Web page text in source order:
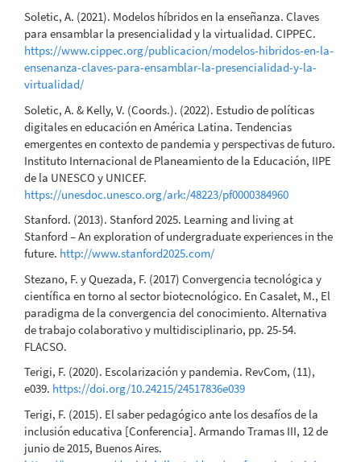
Soletic, A. (2021). Modelos híbridos en la enseñanza. Claves
para ensamblar la presencialidad y la virtualidad. CIPPEC.
https://www.cippec.org/publicacion/modelos-hibridos-en-la-
ensenanza-claves-para-ensamblar-la-presencialidad-y-la-
virtualidad/
Soletic, A. & Kelly, V. (Coords.). (2022). Estudio de políticas
digitales en educación en América Latina. Tendencias
emergentes en contexto de pandemia y perspectivas de futuro.
Instituto Internacional de Planeamiento de la Educación, IIPE
de la UNESCO y UNICEF.
https://unesdoc.unesco.org/ark:/48223/pf0000384960
Stanford. (2013). Stanford 2025. Learning and living at
Stanford – An exploration of undergraduate experiences in the
future. http://www.stanford2025.com/
Stezano, F. y Quezada, F. (2017) Convergencia tecnológica y
científica en torno al sector biotecnológico. En Casalet, M., El
paradigma de la convergencia del conocimiento. Alternativa
de trabajo colaborativo y multidisciplinario, pp. 25-54.
FLACSO.
Terigi, F. (2020). Escolarización y pandemia. RevCom, (11),
e039. https://doi.org/10.24215/24517836e039
Terigi, F. (2015). El saber pedagógico ante los desafíos de la
inclusión educativa [Conferencia]. Armando Tramas III, 12 de
junio de 2015, Buenos Aires.